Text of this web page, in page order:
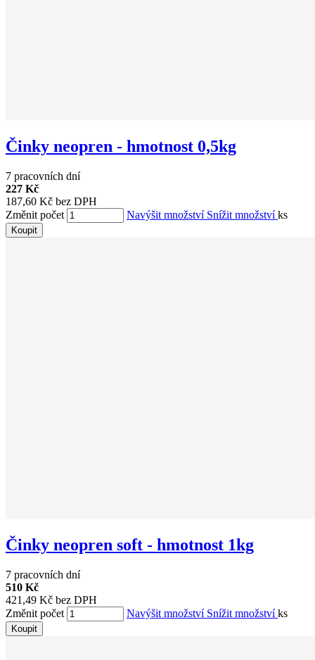
Činky neopren - hmotnost 0,5kg
7 pracovních dní
227 Kč
187,60 Kč bez DPH
Změnit počet
Navýšit množství Snížit množstvíks
Koupit
Činky neopren soft - hmotnost 1kg
7 pracovních dní
510 Kč
421,49 Kč bez DPH
Změnit počet
Navýšit množství Snížit množstvíks
Koupit